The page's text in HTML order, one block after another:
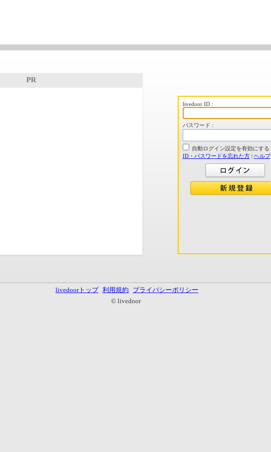
PR
livedoor ID :
パスワード :
自動ログイン設定を有効にする
ID・パスワードを忘れた方| ヘルプ
livedoorトップ 利用規約
プライバシーポリシー
© livedoor